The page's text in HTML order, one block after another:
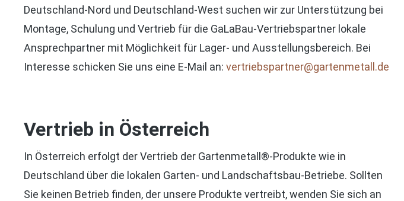
Deutschland-Nord und Deutschland-West suchen wir zur Unterstützung bei
Montage, Schulung und Vertrieb für die GaLaBau-Vertriebspartner lokale
Ansprechpartner mit Möglichkeit für Lager- und Ausstellungsbereich. Bei
Interesse schicken Sie uns eine E-Mail an: vertriebspartner@gartenmetall.de
Vertrieb in Österreich
In Österreich erfolgt der Vertrieb der Gartenmetall®-Produkte wie in
Deutschland über die lokalen Garten- und Landschaftsbau-Betriebe. Sollten
Sie keinen Betrieb finden, der unsere Produkte vertreibt, wenden Sie sich an